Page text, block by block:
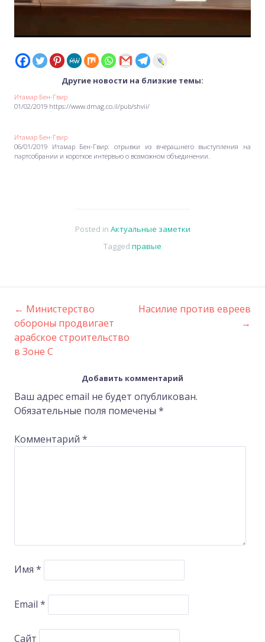
Другие новости на близкие темы:
Итамар Бен-Гвир
01/02/2019 https://www.dmag.co.il/pub/shvii/
Итамар Бен-Гвир
06/01/2019 Итамар Бен-Гвир: отрывки из вчерашнего выступления на
партсобрании и короткое интервью о возможном объединении.
Posted in Актуальные заметки
Tagged правые
Post
navigation
← Министерство
обороны продвигает
арабское строительство
в Зоне C
Насилие против евреев
→
Добавить комментарий
Ваш адрес email не будет опубликован.
Обязательные поля помечены *
Комментарий *
Имя *
Email *
Сайт